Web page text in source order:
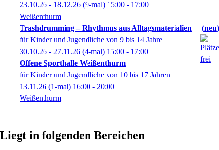
23.10.26 - 18.12.26 (9-mal) 15:00 - 17:00
Weißenthurm
Trashdrumming – Rhythmus aus Alltagsmaterialien
neu
für Kinder und Jugendliche von 9 bis 14 Jahre
30.10.26 - 27.11.26 (4-mal) 15:00 - 17:00
Offene Sporthalle Weißenthurm
für Kinder und Jugendliche von 10 bis 17 Jahren
13.11.26 (1-mal) 16:00 - 20:00
Weißenthurm
Liegt in folgenden Bereichen